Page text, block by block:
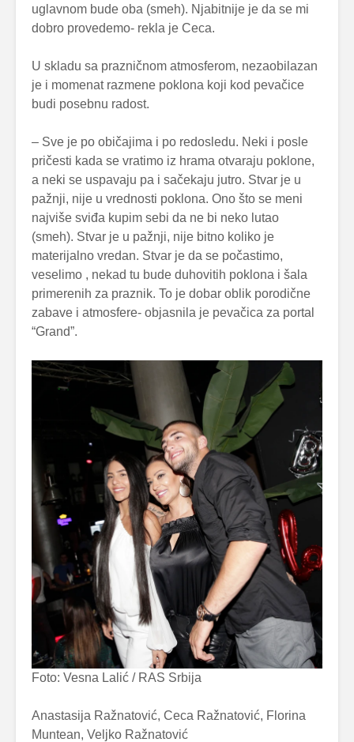
uglavnom bude oba (smeh). Njabitnije je da se mi
dobro provedemo- rekla je Ceca.
U skladu sa prazničnom atmosferom, nezaobilazan
je i momenat razmene poklona koji kod pevačice
budi posebnu radost.
– Sve je po običajima i po redosledu. Neki i posle
pričesti kada se vratimo iz hrama otvaraju poklone,
a neki se uspavaju pa i sačekaju jutro. Stvar je u
pažnji, nije u vrednosti poklona. Ono što se meni
najviše sviđa kupim sebi da ne bi neko lutao
(smeh). Stvar je u pažnji, nije bitno koliko je
materijalno vredan. Stvar je da se počastimo,
veselimo , nekad tu bude duhovitih poklona i šala
primerenih za praznik. To je dobar oblik porodične
zabave i atmosfere- objasnila je pevačica za portal
“Grand”.
Foto: Vesna Lalić / RAS Srbija
Anastasija Ražnatović, Ceca Ražnatović, Florina
Muntean, Veljko Ražnatović